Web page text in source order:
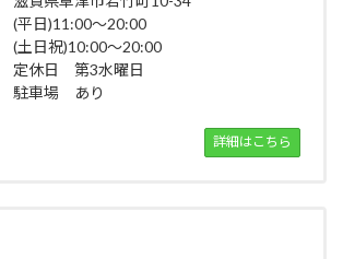
(平日)11:00～20:00
(土日祝)10:00～20:00
定休日 第3水曜日
駐車場 あり
詳細はこちら